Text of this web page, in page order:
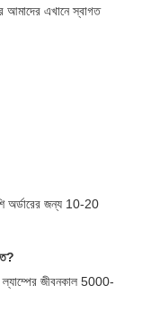
আমাদের এখানে স্বাগত
অর্ডারের জন্য 10-20
জীবনকাল 5000-